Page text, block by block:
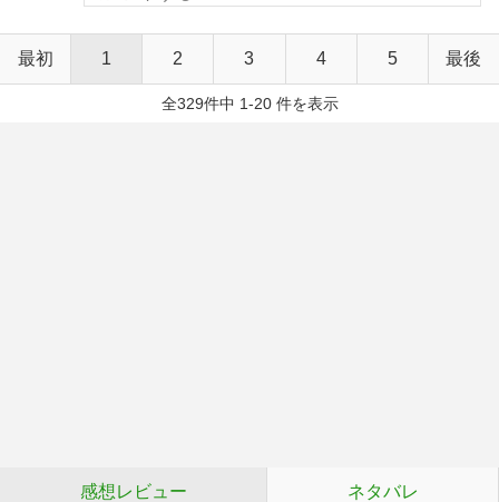
最初 1 2 3 4 5 最後
全329件中 1-20 件を表示
感想レビュー ネタバレ